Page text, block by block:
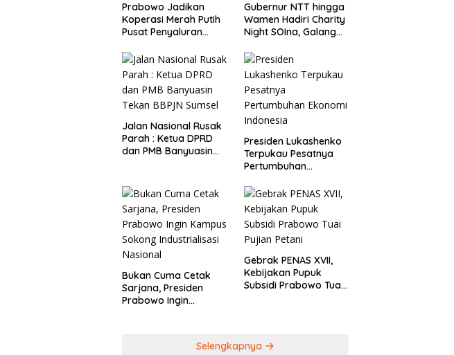
Prabowo Jadikan
Koperasi Merah Putih
Pusat Penyaluran
Pemerintah
Gubernur NTT hingga
Wamen Hadiri Charity
Night SOIna, Galang
Jalan Nasional Rusak
Parah : Ketua DPRD
dan PMB Banyuasin
Presiden Lukashenko
Terpukau Pesatnya
Pertumbuhan
Bukan Cuma Cetak
Sarjana, Presiden
Prabowo Ingin
Gebrak PENAS XVII,
Kebijakan Pupuk
Subsidi Prabowo Tuai
Selengkapnya